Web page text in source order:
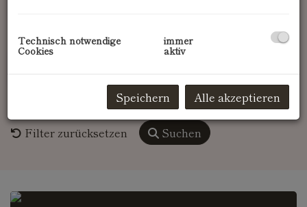
Wohnfläche (von/bis)
Weitere Suchoptionen
Filter zurücksetzen
Suchen
Technisch notwendige
Cookies
immer
aktiv
Speichern Alle akzeptieren